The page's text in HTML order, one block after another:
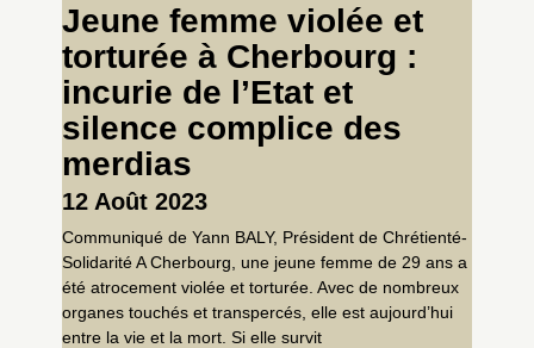
Jeune femme violée et
torturée à Cherbourg :
incurie de l’Etat et
silence complice des
merdias
12 Août 2023
Communiqué de Yann BALY, Président de Chrétienté-
Solidarité A Cherbourg, une jeune femme de 29 ans a
été atrocement violée et torturée. Avec de nombreux
organes touchés et transpercés, elle est aujourd’hui
entre la vie et la mort. Si elle survit